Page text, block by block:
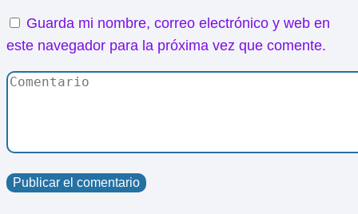
Guarda mi nombre, correo electrónico y web en
este navegador para la próxima vez que comente.